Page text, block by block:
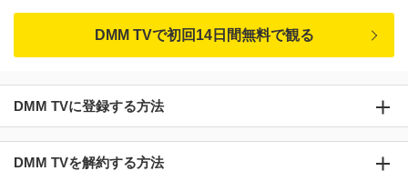
DMM TVで初回14日間無料で観る
DMM TVに登録する方法
DMM TVを解約する方法